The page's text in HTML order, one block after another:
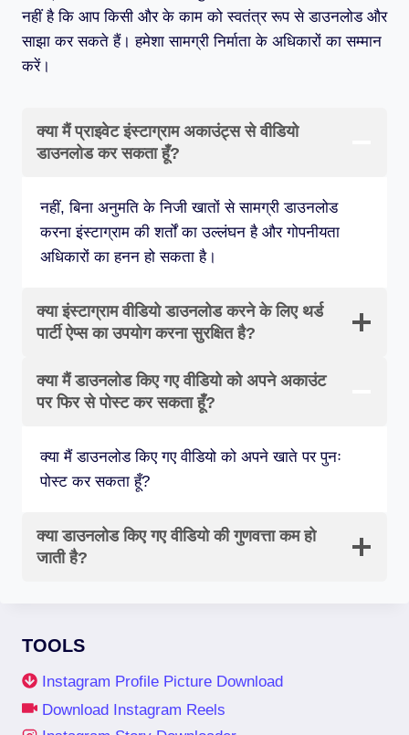
नहीं है कि आप किसी और के काम को स्वतंत्र रूप से डाउनलोड और
साझा कर सकते हैं। हमेशा सामग्री निर्माता के अधिकारों का सम्मान
करें।
क्या मैं प्राइवेट इंस्टाग्राम अकाउंट्स से वीडियो
डाउनलोड कर सकता हूँ?
नहीं, बिना अनुमति के निजी खातों से सामग्री डाउनलोड
करना इंस्टाग्राम की शर्तों का उल्लंघन है और गोपनीयता
अधिकारों का हनन हो सकता है।
क्या इंस्टाग्राम वीडियो डाउनलोड करने के लिए थर्ड
पार्टी ऐप्स का उपयोग करना सुरक्षित है?
क्या मैं डाउनलोड किए गए वीडियो को अपने अकाउंट
पर फिर से पोस्ट कर सकता हूँ?
क्या मैं डाउनलोड किए गए वीडियो को अपने खाते पर पुनः
पोस्ट कर सकता हूँ?
क्या डाउनलोड किए गए वीडियो की गुणवत्ता कम हो
जाती है?
TOOLS
Instagram Profile Picture Download
Download Instagram Reels